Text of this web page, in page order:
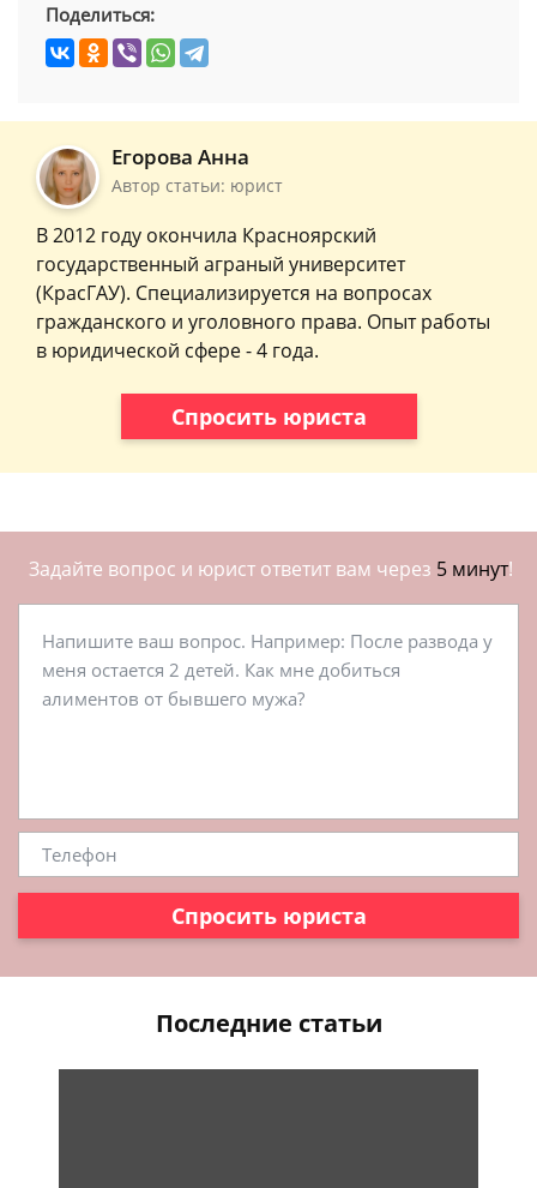
Поделиться:
Егорова Анна
Автор статьи: юрист
В 2012 году окончила Красноярский
государственный аграный университет
(КрасГАУ). Специализируется на вопросах
гражданского и уголовного права. Опыт работы
в юридической сфере - 4 года.
Спросить юриста
Задайте вопрос и юрист ответит вам через 5 минут!
Спросить юриста
Последние статьи